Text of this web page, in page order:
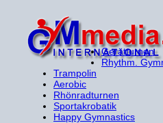
Gerätturnen
Rhythm.
Trampolin
Aerobic
Rhönradturnen
Sportakrobatik
Happy Gymnastics